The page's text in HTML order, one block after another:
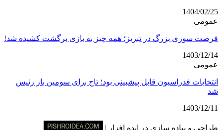
1404/02/25
عمومی
فرصت سوزی بزرگ در تبریز؛ همه چیز به بازی برگشت کشیده شد!
1403/12/14
عمومی
انتخابات فدراسیون قابل پیشبینی بود؛ تاج برای سومین بار رئیس
شد
1403/12/11
طراحی و پیاده سازی در ایده افزار |